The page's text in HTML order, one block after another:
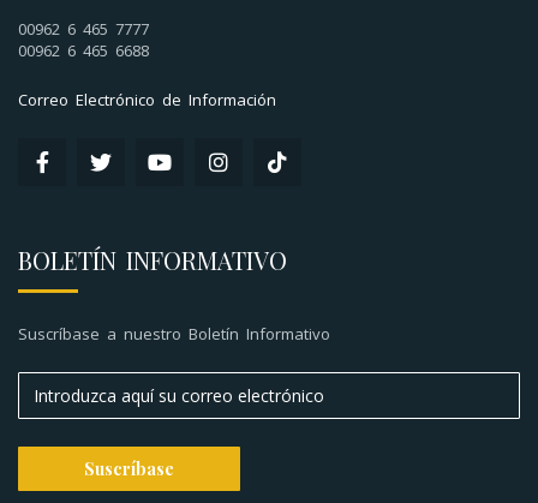
00962 6 465 7777
00962 6 465 6688
Correo Electrónico de Información
BOLETÍN INFORMATIVO
Suscríbase a nuestro Boletín Informativo